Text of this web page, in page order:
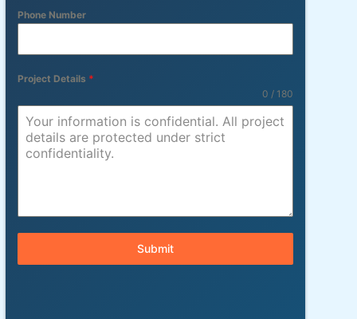
Phone Number
Project Details *
0 / 180
Submit